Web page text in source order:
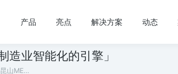
产品 亮点 解决方案 动态
造业智能化的引擎」
昆山ME…